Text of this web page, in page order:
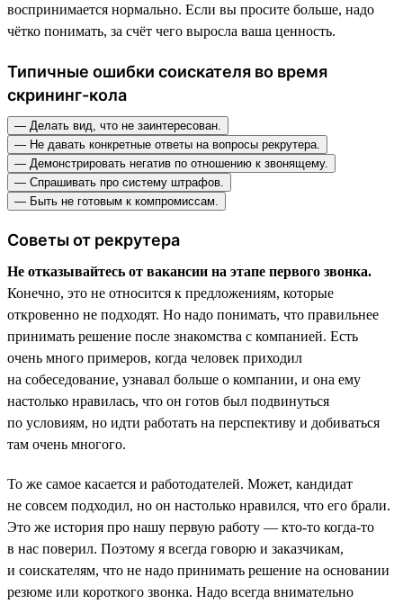
воспринимается нормально. Если вы просите больше, надо
чётко понимать, за счёт чего выросла ваша ценность.
Типичные ошибки соискателя во время
скрининг-кола
— Делать вид, что не заинтересован.
— Не давать конкретные ответы на вопросы рекрутера.
— Демонстрировать негатив по отношению к звонящему.
— Спрашивать про систему штрафов.
— Быть не готовым к компромиссам.
Советы от рекрутера
Не отказывайтесь от вакансии на этапе первого звонка.
Конечно, это не относится к предложениям, которые
откровенно не подходят. Но надо понимать, что правильнее
принимать решение после знакомства с компанией. Есть
очень много примеров, когда человек приходил
на собеседование, узнавал больше о компании, и она ему
настолько нравилась, что он готов был подвинуться
по условиям, но идти работать на перспективу и добиваться
там очень многого.
То же самое касается и работодателей. Может, кандидат
не совсем подходил, но он настолько нравился, что его брали.
Это же история про нашу первую работу — кто-то когда-то
в нас поверил. Поэтому я всегда говорю и заказчикам,
и соискателям, что не надо принимать решение на основании
резюме или короткого звонка. Надо всегда внимательно